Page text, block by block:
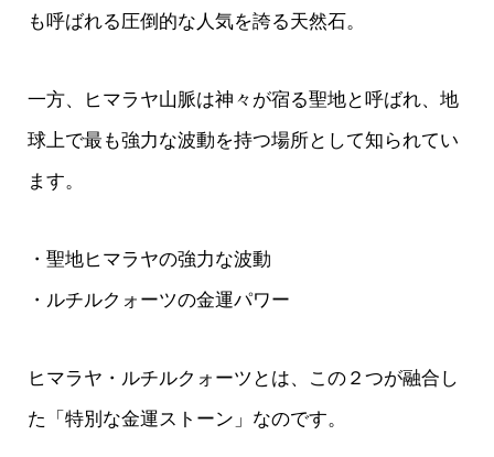
も呼ばれる圧倒的な人気を誇る天然石。
一方、ヒマラヤ山脈は神々が宿る聖地と呼ばれ、地
球上で最も強力な波動を持つ場所として知られてい
ます。
・聖地ヒマラヤの強力な波動
・ルチルクォーツの金運パワー
ヒマラヤ・ルチルクォーツとは、この２つが融合し
た「特別な金運ストーン」なのです。